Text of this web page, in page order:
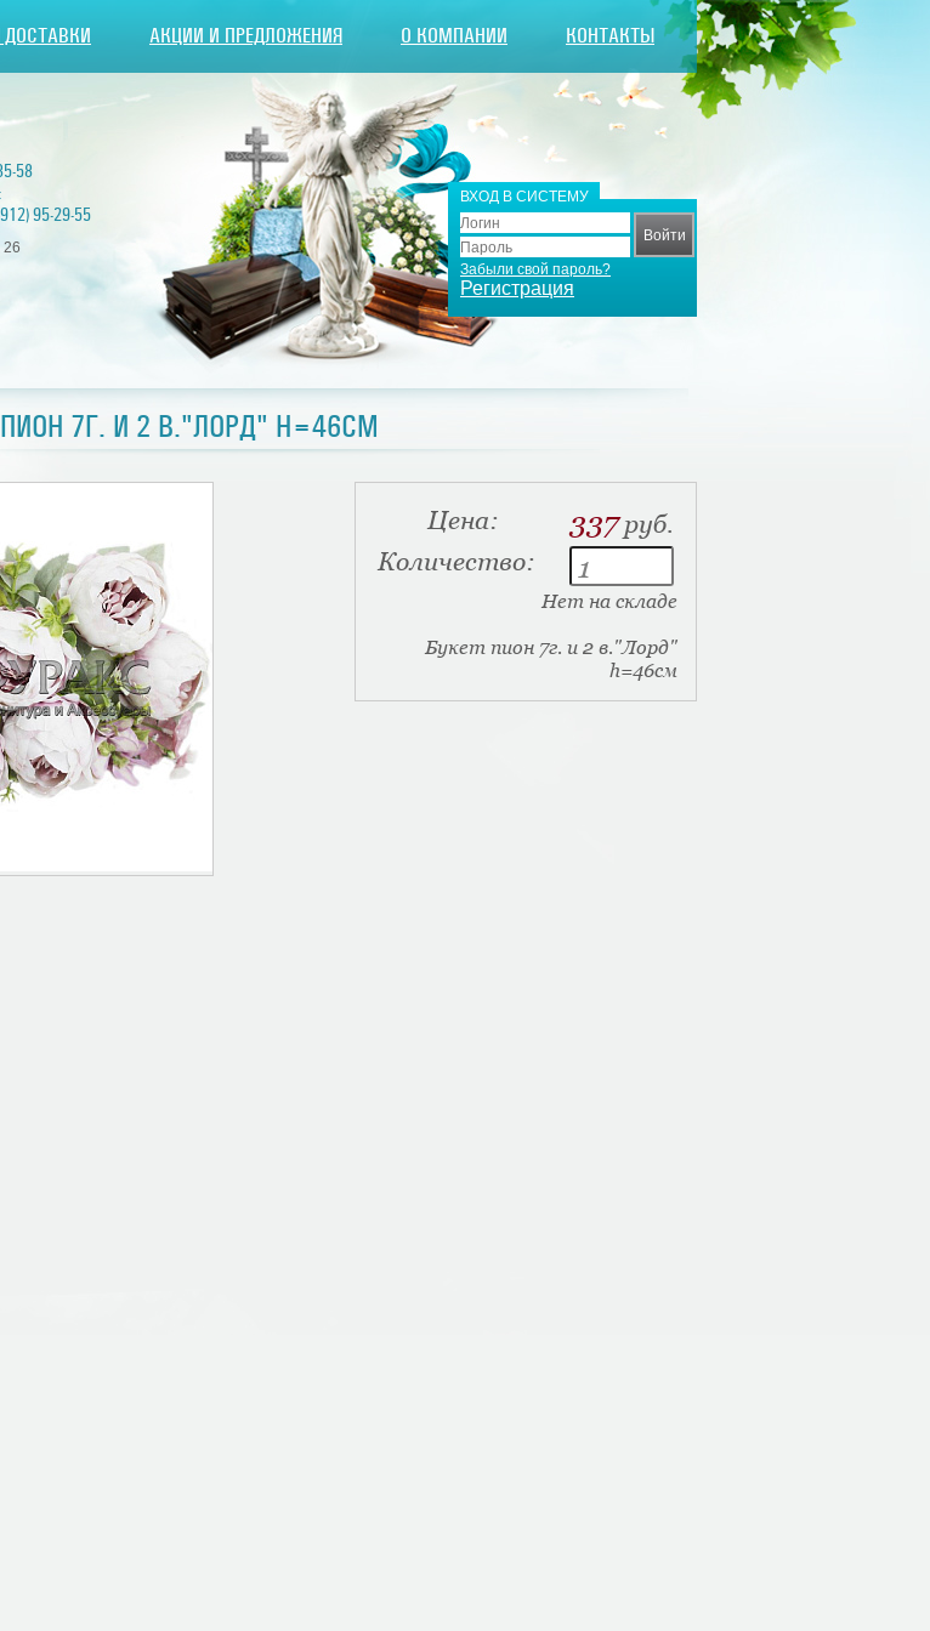
АКЦИИ И ПРЕДЛОЖЕНИЯ О КОМПАНИИ КОНТАКТЫ
58
95-29-55
26
ВХОД В СИСТЕМУ
Забыли свой пароль?
Регистрация
7Г. И 2 В."ЛОРД" H=46СМ
Цена: 337руб.
Количество:
Нет на складе
Букет пион 7г. и 2 в."Лорд"
h=46см